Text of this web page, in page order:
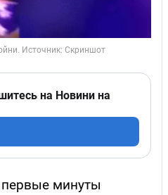
на Новини на
первые минуты